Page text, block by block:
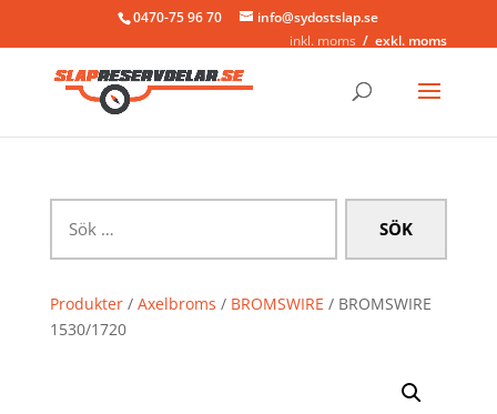
0470-75 96 70
info@sydostslap.se
inkl. moms
exkl. moms
efter:
Produkter/ Axelbroms / BROMSWIRE / BROMSWIRE
1530/1720